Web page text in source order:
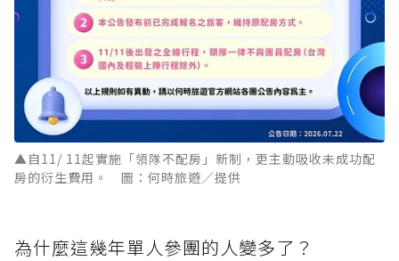
▲自11/ 11起實施「領隊不配房」新制，更主動吸收未成功配
房的衍生費用。 圖：何時旅遊／提供
為什麼這幾年單人參團的人變多了？